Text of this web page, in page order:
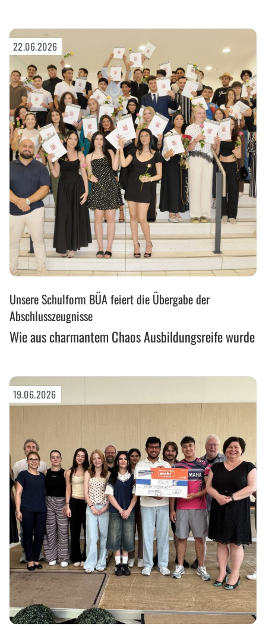
aus
charmantem
Ausbildungsreife
Unsere Schulform BÜA feiert die Übergabe der
Abschlusszeugnisse
Wie aus charmantem Chaos Ausbildungsreife wurde
22.06.2026
19.06.2026